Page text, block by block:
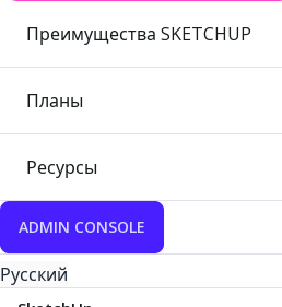
Преимущества SKETCHUP
Планы
Ресурсы
ADMIN CONSOLE
Русский